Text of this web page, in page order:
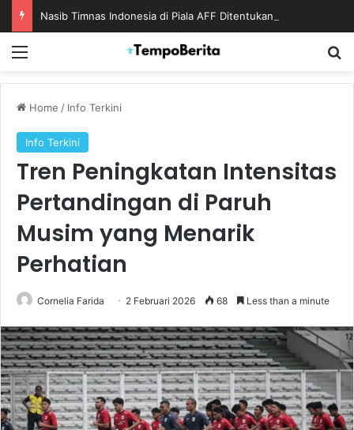
Home / Info Terkini
Info Terkini
Tren Peningkatan Intensitas
Pertandingan di Paruh
Musim yang Menarik
Perhatian
Cornelia Farida 2 Februari 2026 68 Less than a minute